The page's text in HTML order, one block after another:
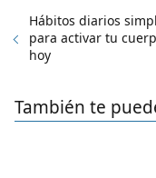
Hábitos diarios
para activar tu
hoy
También te